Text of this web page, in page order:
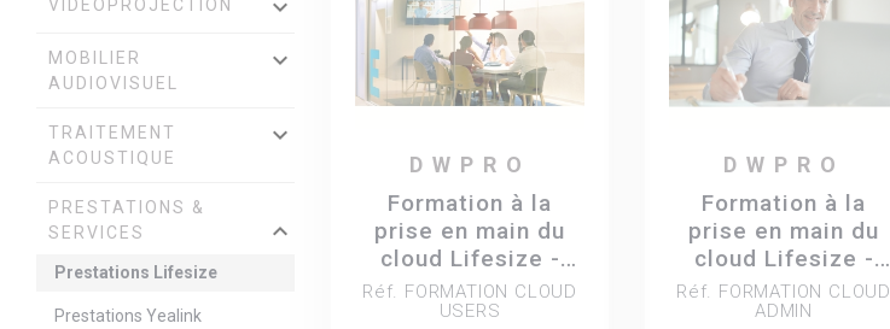
VIDÉOPROJECTION keyboard_arrow_down
MOBILIER
AUDIOVISUEL
keyboard_arrow_down
TRAITEMENT
ACOUSTIQUE
keyboard_arrow_down
PRESTATIONS &
SERVICES
keyboard_arrow_down
Prestations Lifesize
Prestations Yealink
DWPRO
Formation à la
prise en main du
cloud Lifesize -
Utilisateurs - 8
participants max.
Réf. FORMATION CLOUD
USERS
DWPRO
Formation à la
prise en main du
cloud Lifesize -
Administrateurs - 2
participants max.
Réf. FORMATION CLOUD
ADMIN